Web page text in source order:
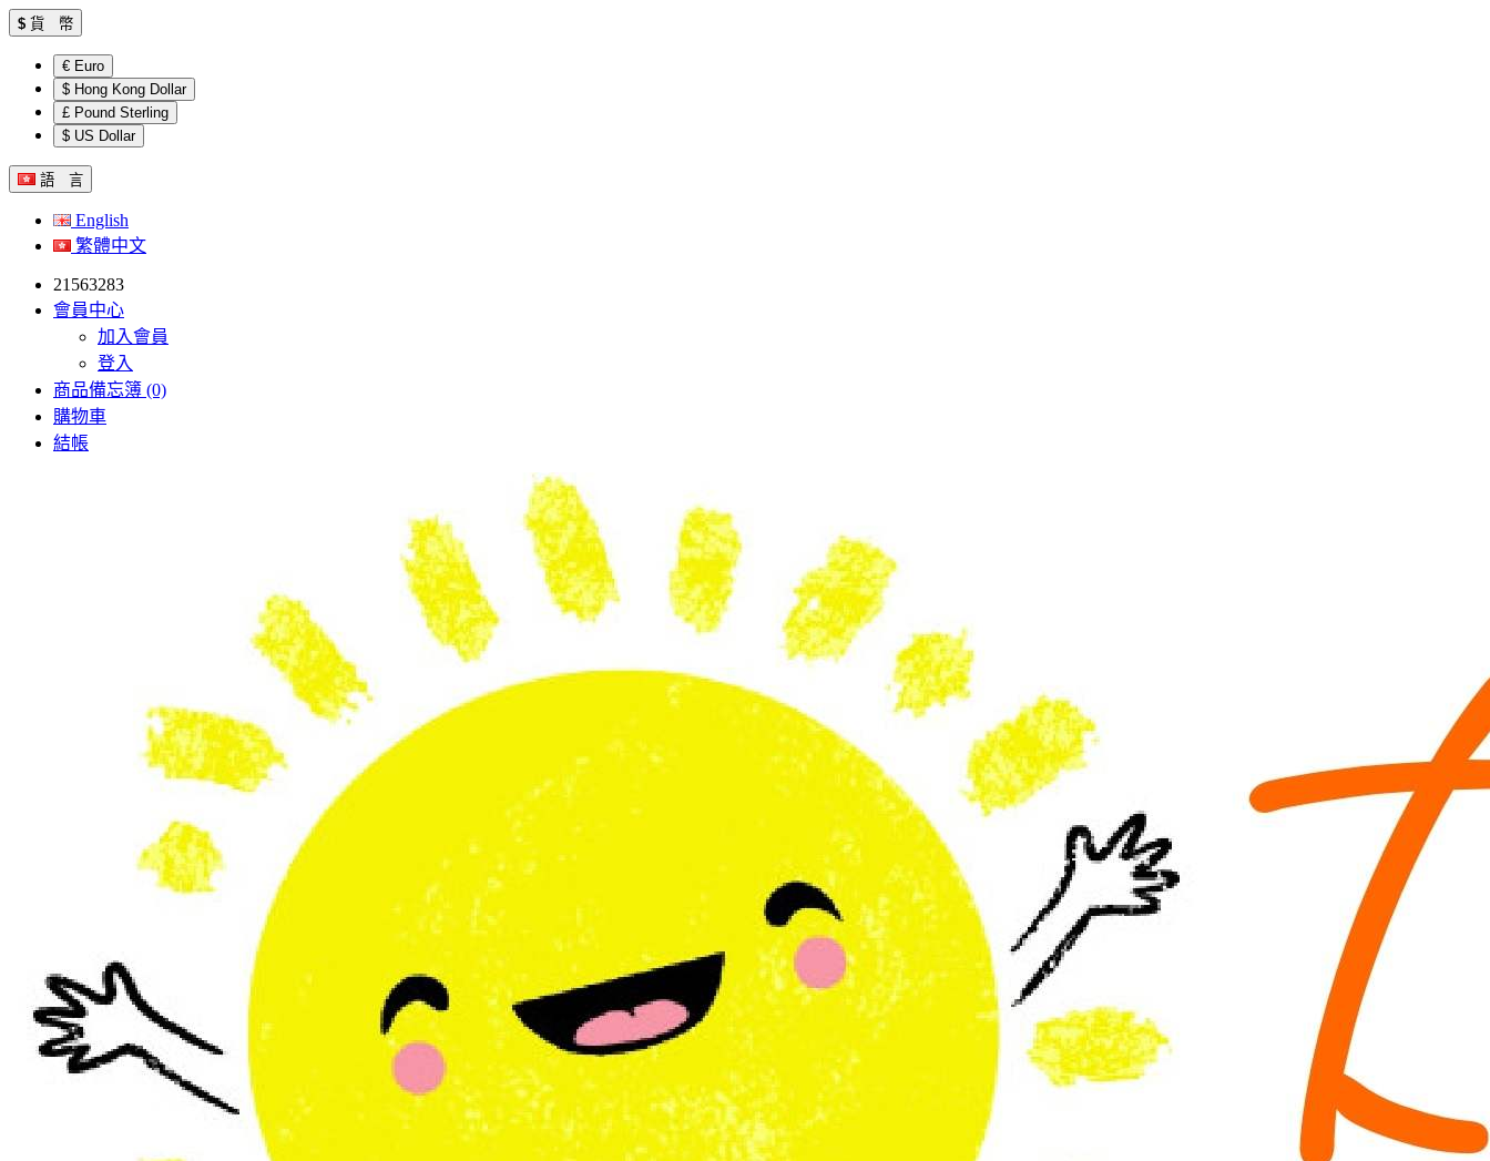
$ 貨 幣
€ Euro
$ Hong Kong Dollar
£ Pound Sterling
$ US Dollar
語 言
English
繁體中文
21563283
會員中心
加入會員
登入
商品備忘簿 (0)
購物車
結帳